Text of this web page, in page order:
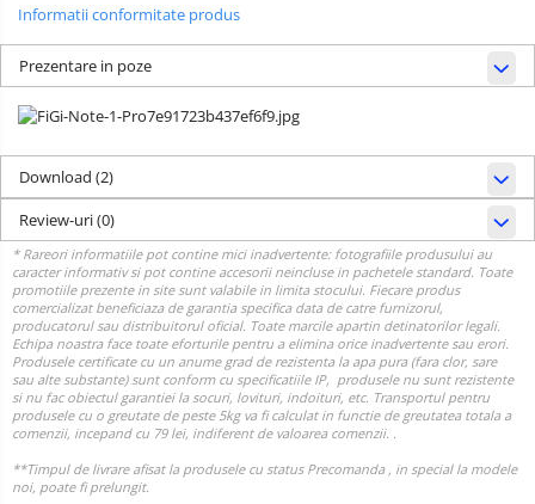
Informatii conformitate produs
Prezentare in poze
Download (2)
Review-uri(0)